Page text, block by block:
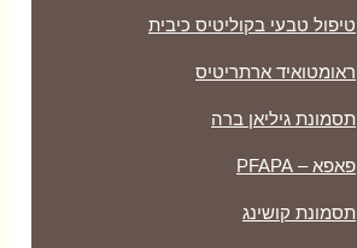
טיפול טבעי בקוליטיס כיבית
ראומטואיד ארתריטיס
תסמונת גיליאן ברה
פאפא – PFAPA
תסמונת קושינג